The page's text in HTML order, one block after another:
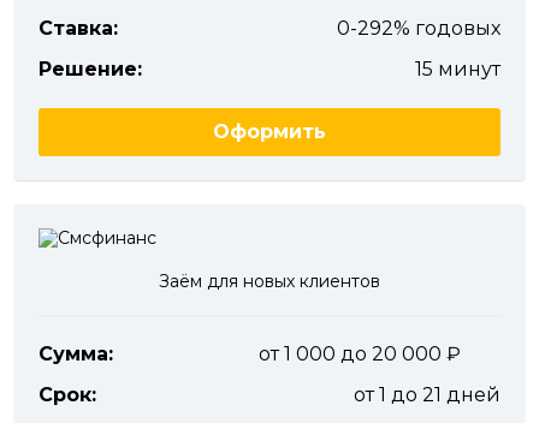
Ставка:
0-292% годовых
Решение:
15 минут
Оформить
Заём для новых клиентов
Сумма:
от 1 000 до 20 000
Срок:
от 1 до 21 дней